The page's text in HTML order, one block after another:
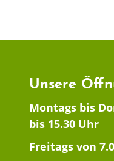
Unsere
Montags bis
bis 15.30 Uhr
Freitags von